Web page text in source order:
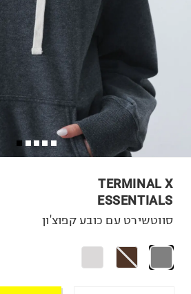
TERMINAL X
ESSENTIALS
סווטשירט עם כובע קפוצ'ון